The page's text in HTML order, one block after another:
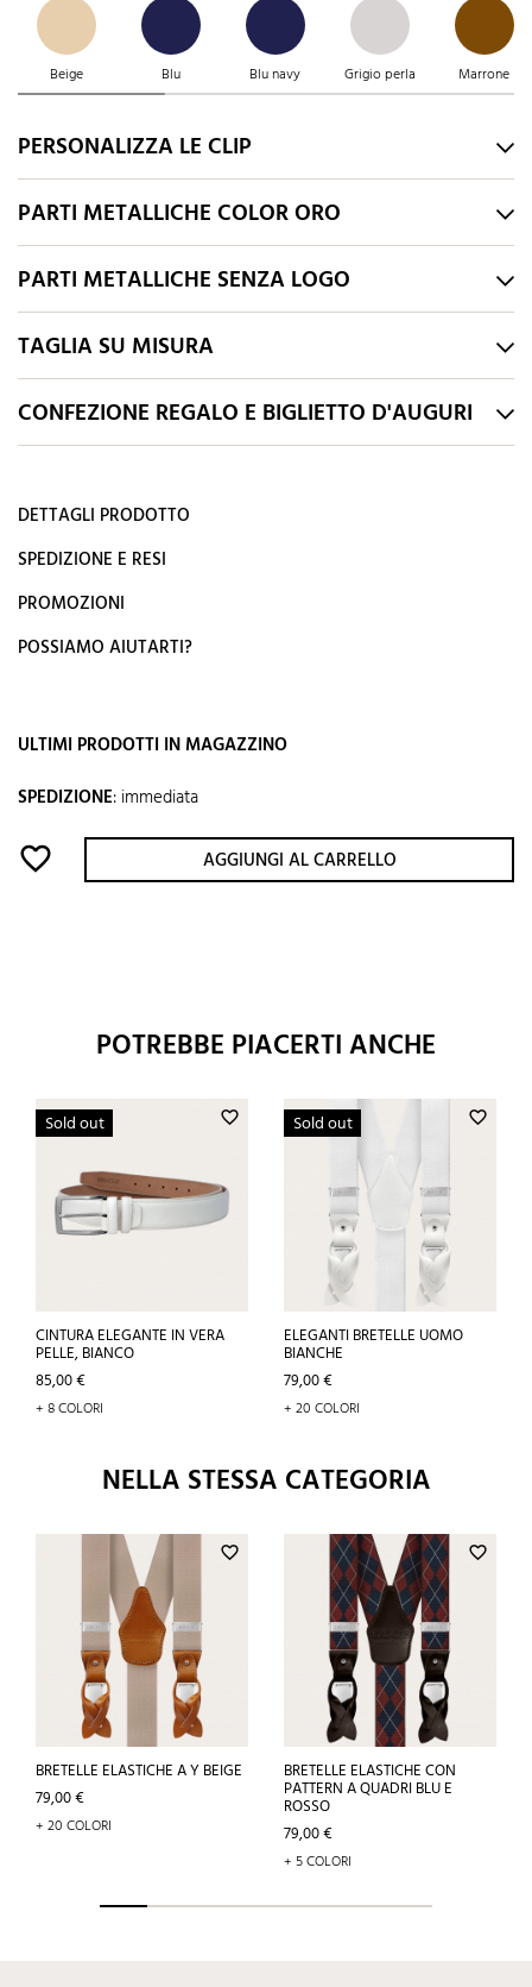
Beige Blu Blu navy Grigio perla Marrone
PERSONALIZZA LE CLIP
PARTI METALLICHE COLOR ORO
PARTI METALLICHE SENZA LOGO
TAGLIA SU MISURA
CONFEZIONE REGALO E BIGLIETTO D'AUGURI
DETTAGLI PRODOTTO
SPEDIZIONE E RESI
PROMOZIONI
POSSIAMO AIUTARTI?
ULTIMI PRODOTTI IN MAGAZZINO
SPEDIZIONE: immediata
favorite_border AGGIUNGI AL CARRELLO
POTREBBE PIACERTI ANCHE
favorite_border
Sold out
CINTURA ELEGANTE IN VERA
PELLE, BIANCO
Prezzo
85,00 €
+ 8 COLORI
favorite_border
Sold out
ELEGANTI BRETELLE UOMO
BIANCHE
Prezzo
79,00 €
+ 20 COLORI
NELLA STESSA CATEGORIA
favorite_border
BRETELLE ELASTICHE A Y BEIGE
Prezzo
79,00 €
+ 20 COLORI
favorite_border
BRETELLE ELASTICHE CON
PATTERN A QUADRI BLU E
ROSSO
Prezzo
79,00 €
+ 5 COLORI